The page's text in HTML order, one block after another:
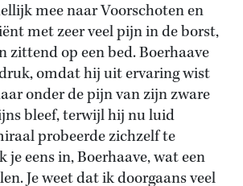
mee naar Voorschoten en
met zeer veel pijn in de borst,
zittend op een bed. Boerhaave
omdat hij uit ervaring wist
onder de pijn van zijn zware
bleef, terwijl hij nu luid
probeerde zichzelf te
je eens in, Boerhaave, wat een
Je weet dat ik doorgaans veel